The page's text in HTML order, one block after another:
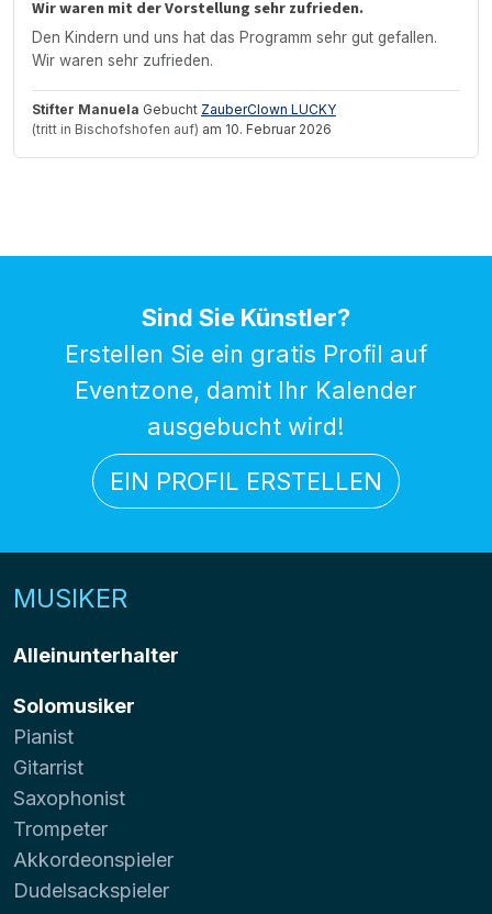
Wir waren mit der Vorstellung sehr zufrieden.
Den Kindern und uns hat das Programm sehr gut gefallen.
Wir waren sehr zufrieden.
Stifter Manuela Gebucht ZauberClown LUCKY
(tritt in Bischofshofen auf) am 10. Februar 2026
Sind Sie Künstler?
Erstellen Sie ein gratis Profil auf
Eventzone, damit Ihr Kalender
ausgebucht wird!
EIN PROFIL ERSTELLEN
MUSIKER
Alleinunterhalter
Solomusiker
Pianist
Gitarrist
Saxophonist
Trompeter
Akkordeonspieler
Dudelsackspieler